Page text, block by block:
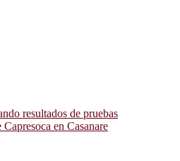
resultados de pruebas
en Casanare